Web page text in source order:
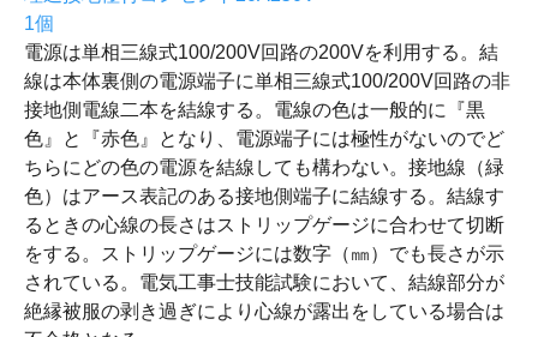
1個
電源は単相三線式100/200V回路の200Vを利用する。結
線は本体裏側の電源端子に単相三線式100/200V回路の非
接地側電線二本を結線する。電線の色は一般的に『黒
色』と『赤色』となり、電源端子には極性がないのでど
ちらにどの色の電源を結線しても構わない。接地線（緑
色）はアース表記のある接地側端子に結線する。結線す
るときの心線の長さはストリップゲージに合わせて切断
をする。ストリップゲージには数字（㎜）でも長さが示
されている。電気工事士技能試験において、結線部分が
絶縁被服の剥き過ぎにより心線が露出をしている場合は